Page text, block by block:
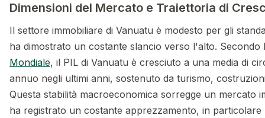
Dimensioni del Mercato e Traiettoria di
Il settore immobiliare di Vanuatu è modesto per gli
ha dimostrato un costante slancio verso l'alto. Secondo
Mondiale, il PIL di Vanuatu è cresciuto a una media di
annuo negli ultimi anni, sostenuto da turismo,
Questa stabilità macroeconomica sorregge un mercato
ha registrato un costante apprezzamento, in